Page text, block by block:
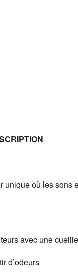
unique où les
avec une
d’odeurs